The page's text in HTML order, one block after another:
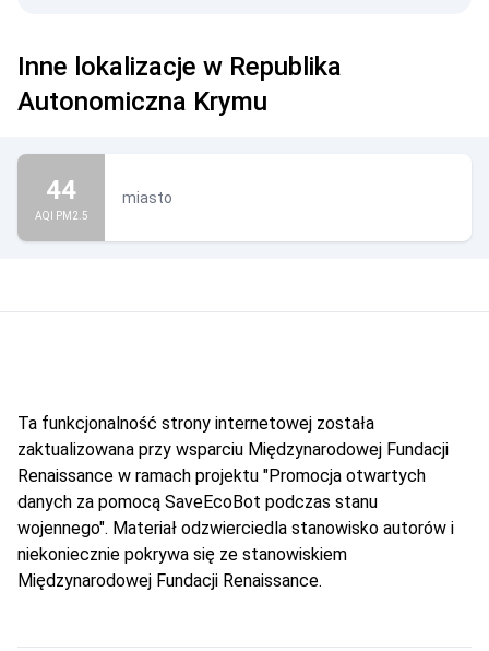
Inne lokalizacje w Republika
Autonomiczna Krymu
44
AQI PM2.5
miasto
Ta funkcjonalność strony internetowej została
zaktualizowana przy wsparciu Międzynarodowej Fundacji
Renaissance w ramach projektu "Promocja otwartych
danych za pomocą SaveEcoBot podczas stanu
wojennego". Materiał odzwierciedla stanowisko autorów i
niekoniecznie pokrywa się ze stanowiskiem
Międzynarodowej Fundacji Renaissance.